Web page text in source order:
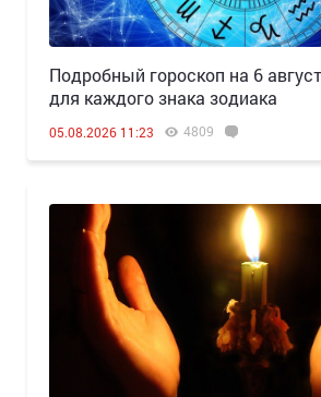
Подробный гороскоп на 6
для каждого знака зодиака
05.08.2026 11:23 4809